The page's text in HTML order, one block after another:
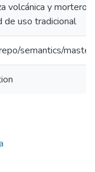
volcánica y
de uso tradicional
semantics/